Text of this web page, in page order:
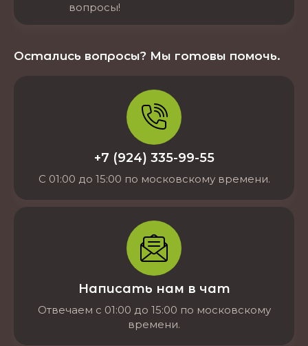
вопросы!
Остались вопросы? Мы готовы помочь.
+7 (924) 335-99-55
С 01:00 до 15:00 по московскому времени.
Написать нам в чат
Отвечаем с 01:00 до 15:00 по московскому
времени.